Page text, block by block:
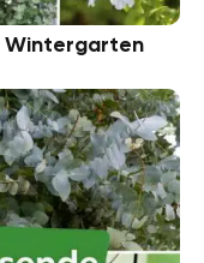
Wintergarten